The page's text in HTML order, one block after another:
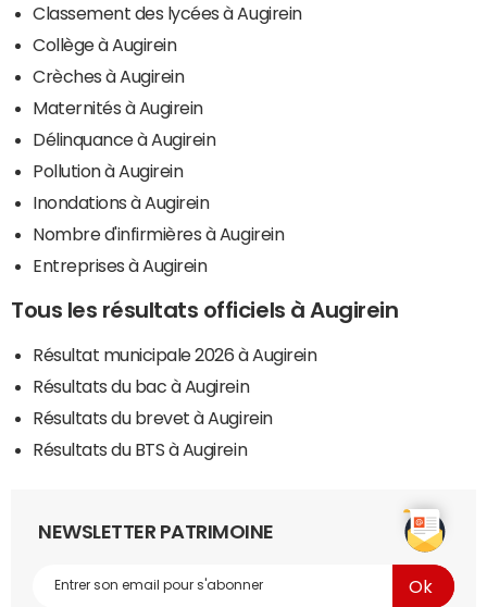
Classement des lycées à Augirein
Collège à Augirein
Crèches à Augirein
Maternités à Augirein
Délinquance à Augirein
Pollution à Augirein
Inondations à Augirein
Nombre d'infirmières à Augirein
Entreprises à Augirein
Tous les résultats officiels à Augirein
Résultat municipale 2026 à Augirein
Résultats du bac à Augirein
Résultats du brevet à Augirein
Résultats du BTS à Augirein
NEWSLETTER PATRIMOINE